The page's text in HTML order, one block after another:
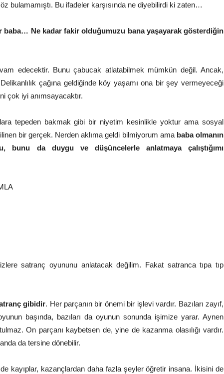
bulamamıştı. Bu ifadeler karşısında ne diyebilirdi ki zaten…
baba… Ne kadar fakir olduğumuzu bana yaşayarak gösterdiğin
edecektir. Bunu çabucak atlatabilmek mümkün değil. Ancak,
çağına geldiğinde köy yaşamı ona bir şey vermeyeceği
çok iyi anımsayacaktır.
tepeden bakmak gibi bir niyetim kesinlikle yoktur ama sosyal
bir gerçek. Nerden aklıma geldi bilmiyorum ama baba olmanın
da duygu ve düşüncelerle anlatmaya çalıştığımı
satranç oyununu anlatacak değilim. Fakat satranca tıpa tıp
gibidir. Her parçanın bir önemi bir işlevi vardır. Bazıları zayıf,
başında, bazıları da oyunun sonunda işimize yarar. Aynen
On parçanı kaybetsen de, yine de kazanma olasılığı vardır.
da tersine dönebilir.
kayıplar, kazançlardan daha fazla şeyler öğretir insana. İkisini de